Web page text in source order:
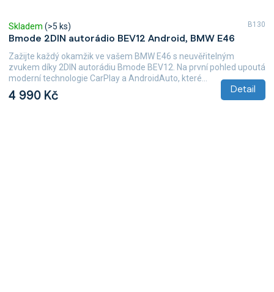
Bmode 2DIN autorádio BEV12 Android, BMW E46
Skladem (>5 ks)
4 990 Kč Detail
Zažijte každý okamžik ve vašem BMW E46 s neuvěřitelným
zvukem díky 2DIN autorádiu Bmode BEV12. Na první pohled upoutá
moderní technologie CarPlay a AndroidAuto, které...
B130